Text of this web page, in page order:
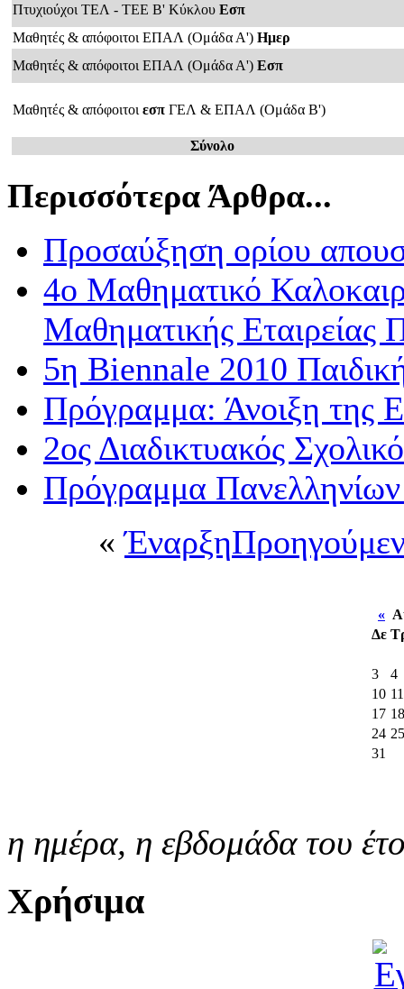
Πτυχιούχοι ΤΕΛ - ΤΕΕ Β' Κύκλου Εσπ
Μαθητές & απόφοιτοι ΕΠΑΛ (Ομάδα Α') Ημερ
Μαθητές & απόφοιτοι ΕΠΑΛ (Ομάδα Α') Εσπ
Μαθητές & απόφοιτοι εσπ ΓΕΛ & ΕΠΑΛ (Oμάδα Β')
Σύνολο
Περισσότερα Άρθρα...
Προσαύξηση ορίου
4ο Μαθηματικό
Μαθηματικής Εταιρείας
5η Biennale 2010
Πρόγραμμα: Άνοιξη της
2ος Διαδικτυακός
Πρόγραμμα
«Έναρξη
«
Δε
3
4
10 11
17 18
24 25
31
η ημέρα, η εβδομάδα του
Χρήσιμα